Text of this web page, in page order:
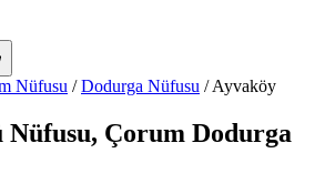
Nüfusu / Dodurga Nüfusu /Ayvaköy
Nüfusu, Çorum Dodurga